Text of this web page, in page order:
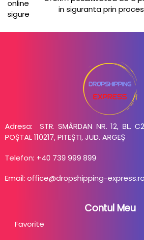
in siguranta prin
Adresa: STR. SMÂRDAN NR. 12, BL.
POȘTAL 110217, PITEȘTI, JUD. ARGEȘ
Telefon: +40 739 999 899
Email: office@dropshipping-express.ro
Contul Meu
Favorite